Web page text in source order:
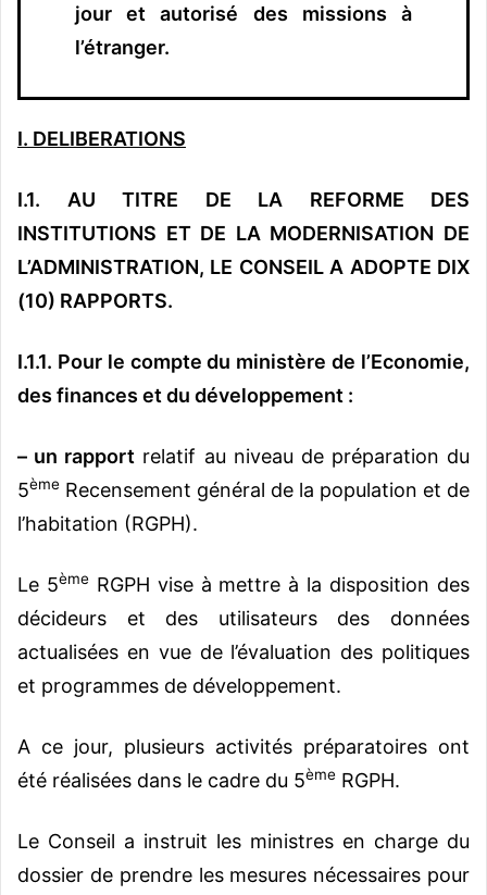
jour et autorisé des missions à
l’étranger.
I. DELIBERATIONS
I.1. AU TITRE DE LA REFORME DES
INSTITUTIONS ET DE LA MODERNISATION DE
L’ADMINISTRATION, LE CONSEIL A ADOPTE DIX
(10) RAPPORTS.
I.1.1. Pour le compte du ministère de l’Economie,
des finances et du développement :
– un rapport relatif au niveau de préparation du
5ème Recensement général de la population et de
l’habitation (RGPH).
Le 5èmeRGPH vise à mettre à la disposition des
décideurs et des utilisateurs des données
actualisées en vue de l’évaluation des politiques
et programmes de développement.
A ce jour, plusieurs activités préparatoires ont
été réalisées dans le cadre du 5ème RGPH.
Le Conseil a instruit les ministres en charge du
dossier de prendre les mesures nécessaires pour